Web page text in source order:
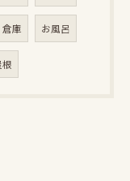
倉庫 お風呂
根